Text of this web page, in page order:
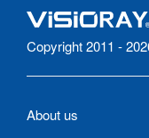
Copyright 2011 -
About us